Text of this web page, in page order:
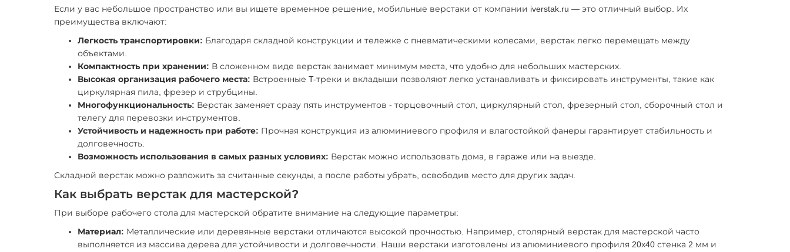
Если у вас небольшое пространство или вы ищете временное решение, мобильные верстаки от компании iverstak.ru — это отличный выбор. Их
преимущества включают:
Легкость транспортировки: Благодаря складной конструкции и тележке с пневматическими колесами, верстак легко перемещать между
объектами.
Компактность при хранении: В сложенном виде верстак занимает минимум места, что удобно для небольших мастерских.
Высокая организация рабочего места: Встроенные T-треки и вкладыши позволяют легко устанавливать и фиксировать инструменты, такие как
циркулярная пила, фрезер и струбцины.
Многофункциональность: Верстак заменяет сразу пять инструментов - торцовочный стол, циркулярный стол, фрезерный стол, сборочный стол и
телегу для перевозки инструментов.
Устойчивость и надежность при работе: Прочная конструкция из алюминиевого профиля и влагостойкой фанеры гарантирует стабильность и
долговечность.
Возможность использования в самых разных условиях: Верстак можно использовать дома, в гараже или на выезде.
Складной верстак можно разложить за считанные секунды, а после работы убрать, освободив место для других задач.
Как выбрать верстак для мастерской?
При выборе рабочего стола для мастерской обратите внимание на следующие параметры:
Материал: Металлические или деревянные верстаки отличаются высокой прочностью. Например, столярный верстак для мастерской часто
выполняется из массива дерева для устойчивости и долговечности. Наши верстаки изготовлены из алюминиевого профиля 20х40 стенка 2 мм и